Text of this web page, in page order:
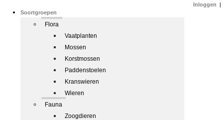
Soortgroepen
Flora
Vaatplanten
Mossen
Korstmossen
Paddenstoelen
Kranswieren
Wieren
Fauna
Zoogdieren
Inloggen |